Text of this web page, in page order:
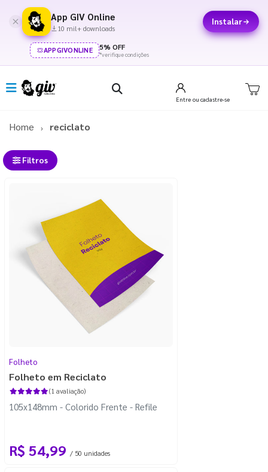
App GIV Online
10 mil+ downloads
Instalar
APPGIVONLINE 5% OFF
*verifique condições
Entre ou cadastre-se
Home reciclato
Filtros
Folheto
Folheto em Reciclato
(1 avaliação)
105x148mm - Colorido Frente - Refile
R$ 54,99 / 50 unidades